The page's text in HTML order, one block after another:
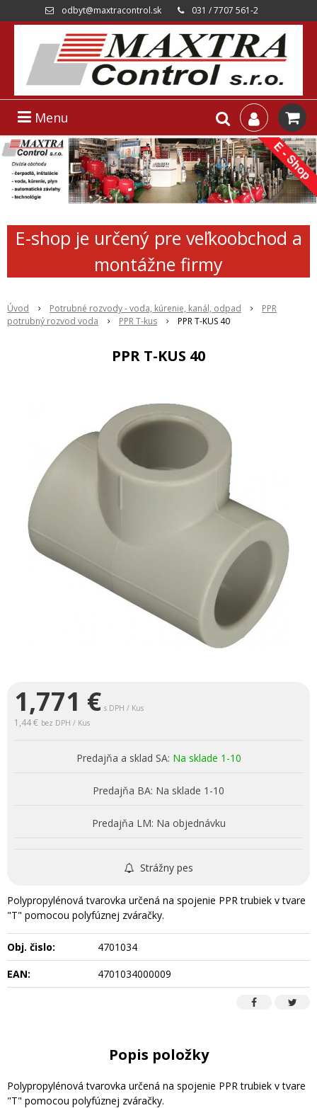
odbyt@maxtracontrol.sk 031 / 7707 561-2
Menu
E-shop je určený pre veľkoobchod a
montážne firmy
Úvod Potrubné rozvody - voda, kúrenie, kanál, odpad
PPR
potrubný rozvod voda
PPR T-kus PPR T-KUS 40
PPR T-KUS 40
1,771 € s DPH / Kus
1,44 € bez DPH / Kus
Predajňa a sklad SA: Na sklade 1-10
Predajňa BA: Na sklade 1-10
Predajňa LM: Na objednávku
Strážny pes
Polypropylénová tvarovka určená na spojenie PPR trubiek v tvare
"T" pomocou polyfúznej zváračky.
Obj. čislo:
4701034
EAN:
4701034000009
Popis položky
Polypropylénová tvarovka určená na spojenie PPR trubiek v tvare
"T" pomocou polyfúznej zváračky.